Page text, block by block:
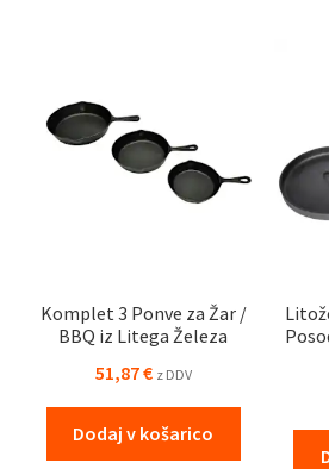
Komplet 3 Ponve za Žar /
BBQ iz Litega Železa
51,87€ z DDV
Dodaj v košarico